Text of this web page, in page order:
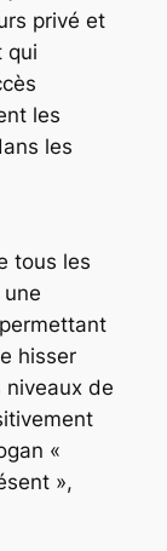
privé et
qui
les
les
tous les
hisser
niveaux de
«
»,